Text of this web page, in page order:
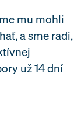
mu mohli
a sme radi,
už 14 dní